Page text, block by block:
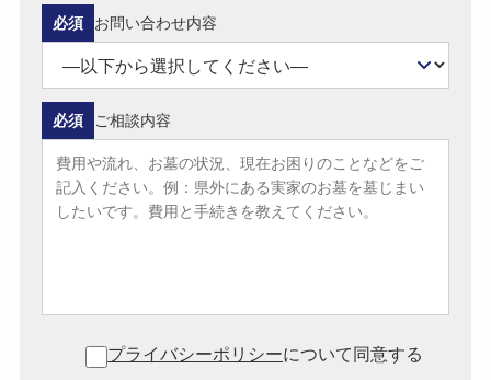
お問い合わせ内容
必須
ご相談内容
必須
プライバシーポリシーについて同意する